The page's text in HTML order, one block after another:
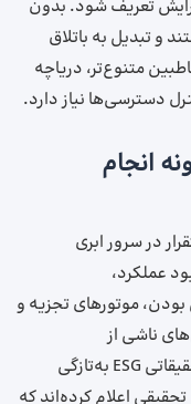
تعریف شود. بدون
و تبدیل به باتلاق
متنوع‌تر، دریاچه
دسترسی‌ها نیاز دارد.
انجام
در سرور ابری
عملکرد،
موتورهای تجزیه ‌و
ناشی از
مقیاس‌پذیری را فراهم می‌کنند. موسسه تحقیقاتی ESG به‌تازگی
در تحقیقی اعلام کرده‌اند که